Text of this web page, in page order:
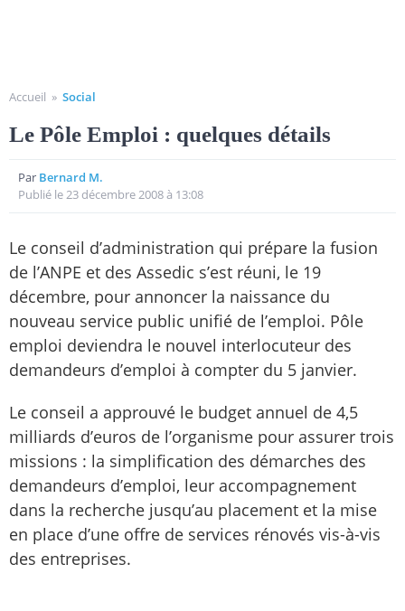
Accueil » Social
Le Pôle Emploi : quelques détails
Par Bernard M.
Publié le 23 décembre 2008 à 13:08
Le conseil d’administration qui prépare la fusion
de l’ANPE et des Assedic s’est réuni, le 19
décembre, pour annoncer la naissance du
nouveau service public unifié de l’emploi. Pôle
emploi deviendra le nouvel interlocuteur des
demandeurs d’emploi à compter du 5 janvier.
Le conseil a approuvé le budget annuel de 4,5
milliards d’euros de l’organisme pour assurer trois
missions : la simplification des démarches des
demandeurs d’emploi, leur accompagnement
dans la recherche jusqu’au placement et la mise
en place d’une offre de services rénovés vis-à-vis
des entreprises.